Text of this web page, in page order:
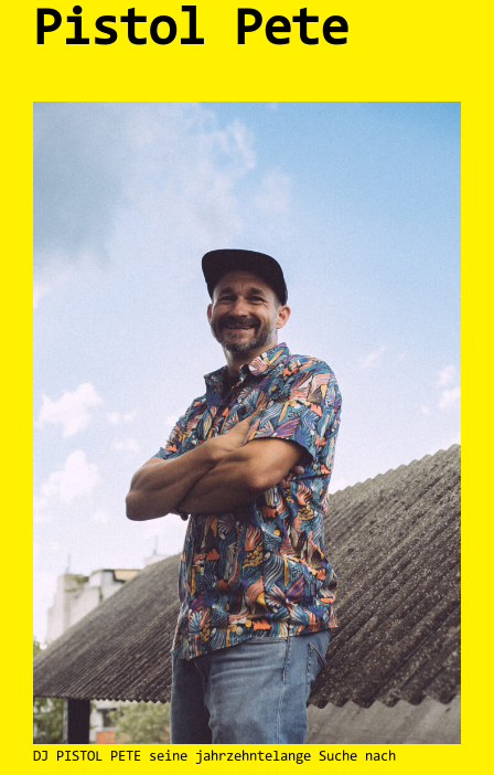
Pistol Pete
DJ PISTOL PETE seine jahrzehntelange Suche nach